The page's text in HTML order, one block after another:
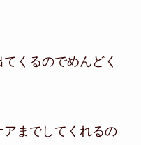
くるのでめんどく
までしてくれるの